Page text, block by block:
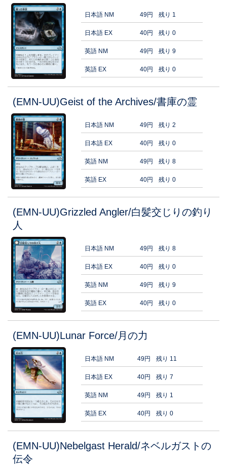
日本語 NM 49円 残り 1
日本語 EX 40円 残り 0
英語 NM 49円 残り 9
英語 EX 40円 残り 0
(EMN-UU)Geist of the Archives/書庫の霊
日本語 NM 49円 残り 2
日本語 EX 40円 残り 0
英語 NM 49円 残り 8
英語 EX 40円 残り 0
(EMN-UU)Grizzled Angler/白髪交じりの釣り
人
日本語 NM 49円 残り 8
日本語 EX 40円 残り 0
英語 NM 49円 残り 9
英語 EX 40円 残り 0
(EMN-UU)Lunar Force/月の力
日本語 NM 49円 残り 11
日本語 EX 40円 残り 7
英語 NM 49円 残り 1
英語 EX 40円 残り 0
(EMN-UU)Nebelgast Herald/ネベルガストの
伝令